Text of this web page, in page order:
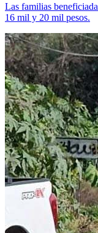
Las familias
16 mil y 20 mil pesos.